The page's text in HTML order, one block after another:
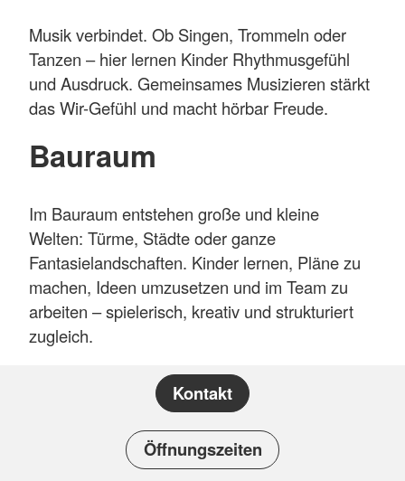
Musik verbindet. Ob Singen, Trommeln oder
Tanzen – hier lernen Kinder Rhythmusgefühl
und Ausdruck. Gemeinsames Musizieren stärkt
das Wir-Gefühl und macht hörbar Freude.
Bauraum
Im Bauraum entstehen große und kleine
Welten: Türme, Städte oder ganze
Fantasielandschaften. Kinder lernen, Pläne zu
machen, Ideen umzusetzen und im Team zu
arbeiten – spielerisch, kreativ und strukturiert
zugleich.
Kontakt
Öffnungszeiten